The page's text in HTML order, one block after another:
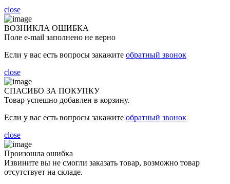
close
ВОЗНИКЛА ОШИБКА
Поле e-mail заполнено не верно
Если у вас есть вопросы закажите обратный звонок
close
СПАСИБО ЗА ПОКУПКУ
Товар успешно добавлен в корзину.
Если у вас есть вопросы закажите обратный звонок
close
Произошла ошибка
Извините вы не смогли заказать товар, возможно товар
отсутствует на складе.